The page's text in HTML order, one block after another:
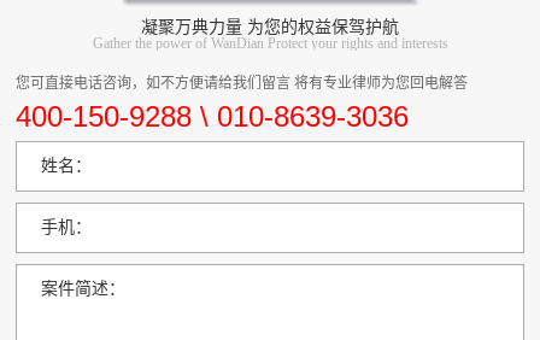
凝聚万典力量 为您的权益保驾护航
Gather the power of WanDian Protect your rights and interests
您可直接电话咨询，如不方便请给我们留言 将有专业律师为您回电解答
400-150-9288 \ 010-8639-3036
姓名：
手机：
案件简述：